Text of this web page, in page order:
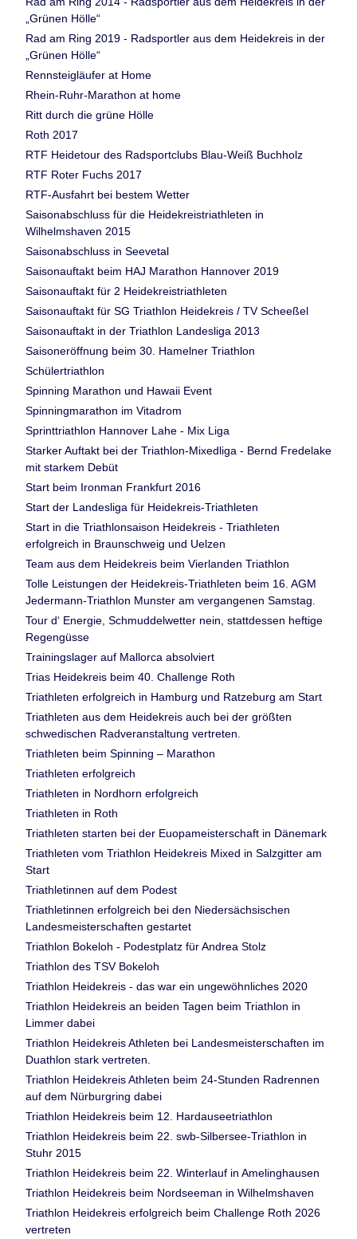
„Grünen Hölle“
Rad am Ring 2019 - Radsportler aus dem Heidekreis in der
„Grünen Hölle“
Rennsteigläufer at Home
Rhein-Ruhr-Marathon at home
Ritt durch die grüne Hölle
Roth 2017
RTF Heidetour des Radsportclubs Blau-Weiß Buchholz
RTF Roter Fuchs 2017
RTF-Ausfahrt bei bestem Wetter
Saisonabschluss für die Heidekreistriathleten in
Wilhelmshaven 2015
Saisonabschluss in Seevetal
Saisonauftakt beim HAJ Marathon Hannover 2019
Saisonauftakt für 2 Heidekreistriathleten
Saisonauftakt für SG Triathlon Heidekreis / TV Scheeßel
Saisonauftakt in der Triathlon Landesliga 2013
Saisoneröffnung beim 30. Hamelner Triathlon
Schülertriathlon
Spinning Marathon und Hawaii Event
Spinningmarathon im Vitadrom
Sprinttriathlon Hannover Lahe - Mix Liga
Starker Auftakt bei der Triathlon-Mixedliga - Bernd Fredelake
mit starkem Debüt
Start beim Ironman Frankfurt 2016
Start der Landesliga für Heidekreis-Triathleten
Start in die Triathlonsaison Heidekreis - Triathleten
erfolgreich in Braunschweig und Uelzen
Team aus dem Heidekreis beim Vierlanden Triathlon
Tolle Leistungen der Heidekreis-Triathleten beim 16. AGM
Jedermann-Triathlon Munster am vergangenen Samstag.
Tour d‘ Energie, Schmuddelwetter nein, stattdessen heftige
Regengüsse
Trainingslager auf Mallorca absolviert
Trias Heidekreis beim 40. Challenge Roth
Triathleten erfolgreich in Hamburg und Ratzeburg am Start
Triathleten aus dem Heidekreis auch bei der größten
schwedischen Radveranstaltung vertreten.
Triathleten beim Spinning – Marathon
Triathleten erfolgreich
Triathleten in Nordhorn erfolgreich
Triathleten in Roth
Triathleten starten bei der Euopameisterschaft in Dänemark
Triathleten vom Triathlon Heidekreis Mixed in Salzgitter am
Start
Triathletinnen auf dem Podest
Triathletinnen erfolgreich bei den Niedersächsischen
Landesmeisterschaften gestartet
Triathlon Bokeloh - Podestplatz für Andrea Stolz
Triathlon des TSV Bokeloh
Triathlon Heidekreis - das war ein ungewöhnliches 2020
Triathlon Heidekreis an beiden Tagen beim Triathlon in
Limmer dabei
Triathlon Heidekreis Athleten bei Landesmeisterschaften im
Duathlon stark vertreten.
Triathlon Heidekreis Athleten beim 24-Stunden Radrennen
auf dem Nürburgring dabei
Triathlon Heidekreis beim 12. Hardauseetriathlon
Triathlon Heidekreis beim 22. swb-Silbersee-Triathlon in
Stuhr 2015
Triathlon Heidekreis beim 22. Winterlauf in Amelinghausen
Triathlon Heidekreis beim Nordseeman in Wilhelmshaven
Triathlon Heidekreis erfolgreich beim Challenge Roth 2026
vertreten